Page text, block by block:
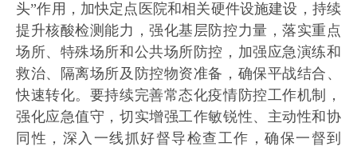
头”作用，加快定点医院和相关硬件设施建设，持续
提升核酸检测能力，强化基层防控力量，落实重点
场所、特殊场所和公共场所防控，加强应急演练和
救治、隔离场所及防控物资准备，确保平战结合、
快速转化。要持续完善常态化疫情防控工作机制，
强化应急值守，切实增强工作敏锐性、主动性和协
同性，深入一线抓好督导检查工作，确保一督到